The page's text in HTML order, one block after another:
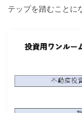
テップを踏むことに